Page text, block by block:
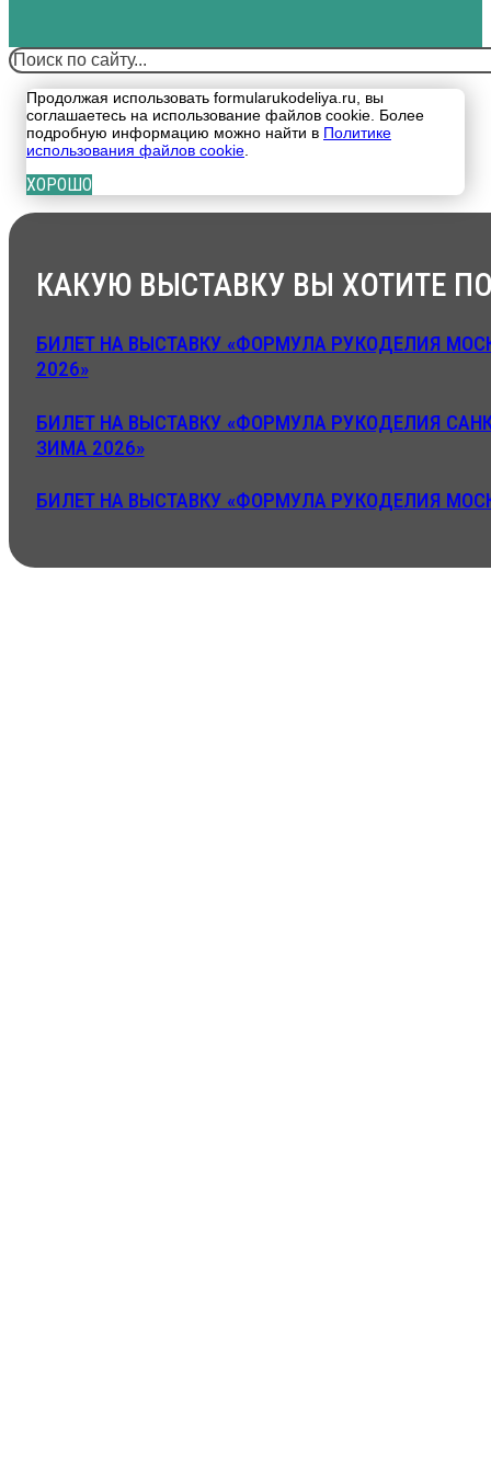
Поиск
Продолжая использовать formularukodeliya.ru, вы
соглашаетесь на использование файлов cookie. Более
подробную информацию можно найти в Политике
использования файлов cookie.
ХОРОШО
КАКУЮ ВЫСТАВКУ ВЫ ХОТИТЕ
БИЛЕТ НА ВЫСТАВКУ «ФОРМУЛА РУКОДЕЛИЯ
2026»
БИЛЕТ НА ВЫСТАВКУ «ФОРМУЛА РУКОДЕЛИЯ
ЗИМА 2026»
БИЛЕТ НА ВЫСТАВКУ «ФОРМУЛА РУКОДЕЛИЯ